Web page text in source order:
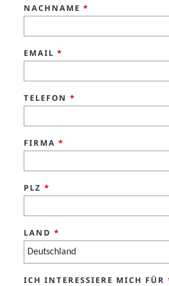
NACHNAME *
EMAIL *
TELEFON *
FIRMA *
PLZ *
LAND *
ICH INTERESSIERE MICH FÜR